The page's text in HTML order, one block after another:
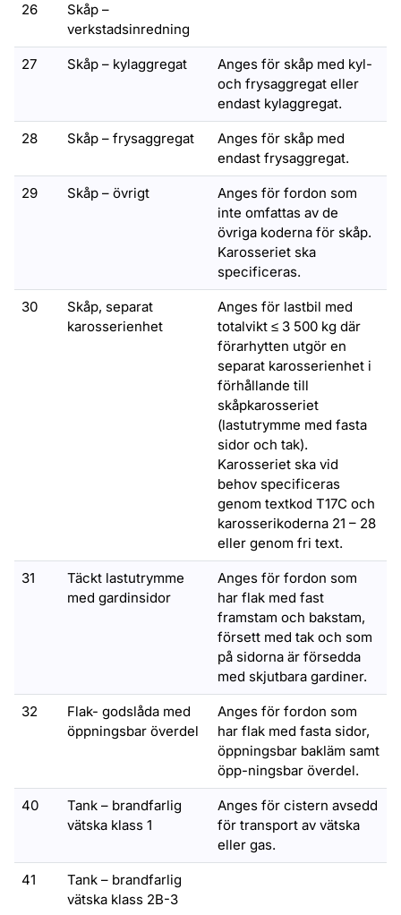
26
Skåp –
verkstadsinredning
27 Skåp – kylaggregat
Anges för skåp med kyl-
och frysaggregat eller
endast kylaggregat.
28 Skåp – frysaggregat
Anges för skåp med
endast frysaggregat.
29 Skåp – övrigt
Anges för fordon som
inte omfattas av de
övriga koderna för skåp.
Karosseriet ska
specificeras.
30
Skåp, separat
karosserienhet
Anges för lastbil med
totalvikt ≤ 3 500 kg där
förarhytten utgör en
separat karosserienhet i
förhållande till
skåpkarosseriet
(lastutrymme med fasta
sidor och tak).
Karosseriet ska vid
behov specificeras
genom textkod T17C och
karosserikoderna 21 – 28
eller genom fri text.
31
Täckt lastutrymme
med gardinsidor
Anges för fordon som
har flak med fast
framstam och bakstam,
försett med tak och som
på sidorna är försedda
med skjutbara gardiner.
32
Flak- godslåda med
öppningsbar överdel
Anges för fordon som
har flak med fasta sidor,
öppningsbar bakläm samt
öpp-ningsbar överdel.
40
Tank – brandfarlig
vätska klass 1
Anges för cistern avsedd
för transport av vätska
eller gas.
41
Tank – brandfarlig
vätska klass 2B-3